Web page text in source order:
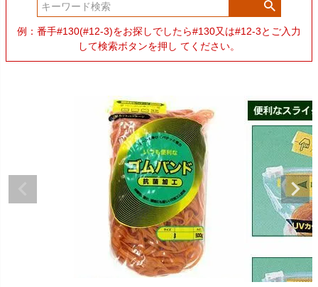
例：番手#130(#12-3)をお探しでしたら#130又は#12-3とご入力
して検索ボタンを押し てください。